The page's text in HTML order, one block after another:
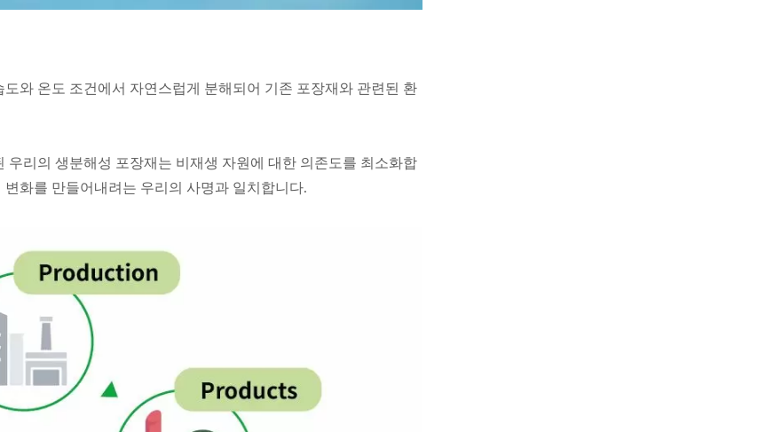
와 온도 조건에서 자연스럽게 분해되어 기존 포장재와 관련된 환
리의 생분해성 포장재는 비재생 자원에 대한 의존도를 최소화합
화를 만들어내려는 우리의 사명과 일치합니다.